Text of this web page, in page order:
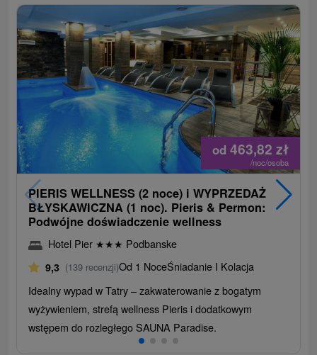
od 463,82zł
/noc/osoba
PIERIS WELLNESS (2 noce) i WYPRZEDAŻ
BŁYSKAWICZNA (1 noc). Pieris & Permon:
Podwójne doświadczenie wellness
Hotel Pier ★★★ Podbanske
9,3 (139 recenzji)Od 1 NoceŚniadanie I Kolacja
Idealny wypad w Tatry – zakwaterowanie z bogatym
wyżywieniem, strefą wellness Pieris i dodatkowym
wstępem do rozległego SAUNA Paradise.